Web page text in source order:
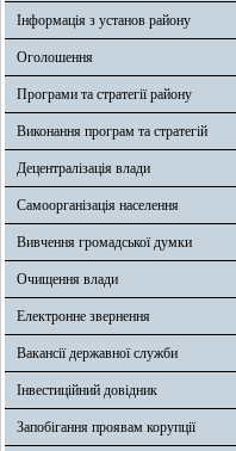
Інформація з установ району
Оголошення
Програми та стратегії району
Виконання програм та стратегій
Децентралізація влади
Самоорганізація населення
Вивчення громадської думки
Очищення влади
Електронне звернення
Вакансії державної служби
Інвестиційний довідник
Запобігання проявам корупції